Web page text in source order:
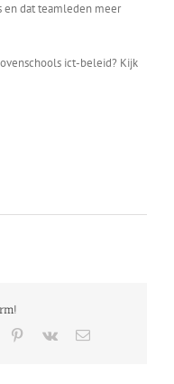
en dat teamleden meer
ict-beleid? Kijk
Pinterest
Vk Email